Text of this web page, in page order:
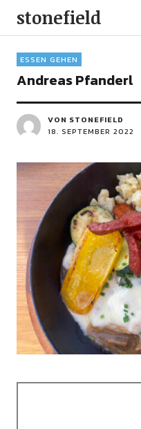
stonefield
ESSEN GEHEN
Andreas Pfanderl
VON STONEFIELD
18. SEPTEMBER 2022